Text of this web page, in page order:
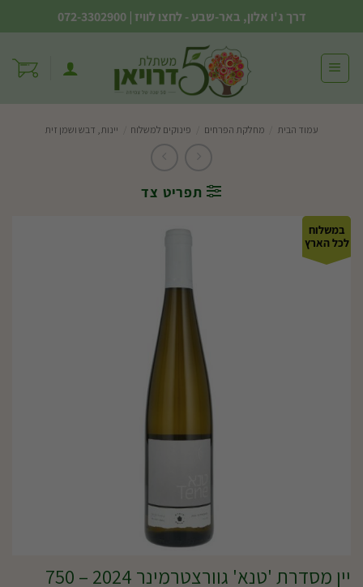
to
content
דרך ג'ו אלון, באר-שבע - לחצו לוויז |
072-3302900
עמוד הבית מחלקת הפרחים פינוקים למשלוח יינות, דבש ושמן זית
תפריט צד
במשלוח
לכל הארץ
יין מסדרת 'טנא' גוורצטרמינר 2024 – 750